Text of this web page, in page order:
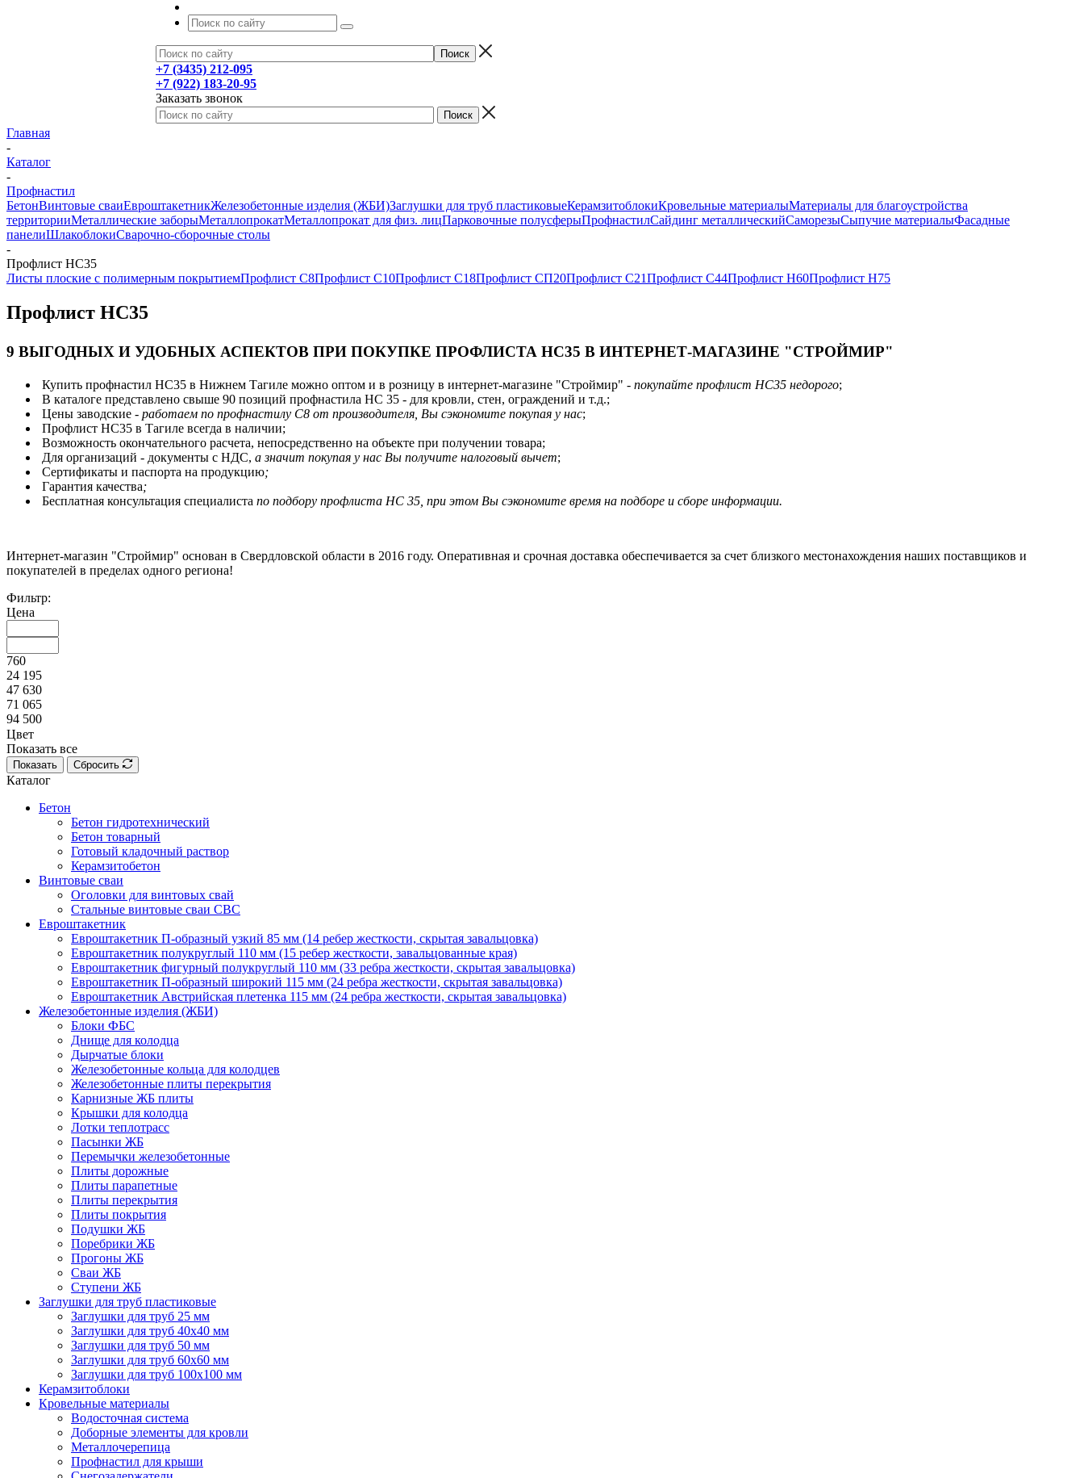
+7 (3435) 212-095
+7 (922) 183-20-95
Заказать звонок
Главная
-
Каталог
-
Профнастил
БетонВинтовые сваиЕвроштакетникЖелезобетонные изделия (ЖБИ)Заглушки для труб пластиковыеКерамзитоблокиКровельные материалыМатериалы для благоустройства
территорииМеталлические заборыМеталлопрокатМеталлопрокат для физ. лицПарковочные полусферыПрофнастилСайдинг металлическийСаморезыСыпучие материалыФасадные
панелиШлакоблокиСварочно-сборочные столы
-
Профлист НС35
Листы плоские с полимерным покрытиемПрофлист С8Профлист С10Профлист С18Профлист СП20Профлист С21Профлист С44Профлист Н60Профлист Н75
Профлист НС35
9 ВЫГОДНЫХ И УДОБНЫХ АСПЕКТОВ ПРИ ПОКУПКЕ ПРОФЛИСТА НС35 В ИНТЕРНЕТ-МАГАЗИНЕ "СТРОЙМИР"
Купить профнастил НС35 в Нижнем Тагиле можно оптом и в розницу в интернет-магазине "Строймир" - покупайте профлист НС35 недорого;
В каталоге представлено свыше 90 позиций профнастила НС 35 - для кровли, стен, ограждений и т.д.;
Цены заводские - работаем по профнастилу С8 от производителя, Вы сэкономите покупая у нас;
Профлист НС35 в Тагиле всегда в наличии;
Возможность окончательного расчета, непосредственно на объекте при получении товара;
Для организаций - документы с НДС, а значит покупая у нас Вы получите налоговый вычет;
Сертификаты и паспорта на продукцию;
Гарантия качества;
Бесплатная консультация специалиста по подбору профлиста НС 35, при этом Вы сэкономите время на подборе и сборе информации.
Интернет-магазин "Строймир" основан в Свердловской области в 2016 году. Оперативная и срочная доставка обеспечивается за счет близкого местонахождения наших поставщиков и
покупателей в пределах одного региона!
Фильтр:
Цена
760
24 195
47 630
71 065
94 500
Цвет
Показать все
Показать Сбросить
Каталог
Бетон
Бетон гидротехнический
Бетон товарный
Готовый кладочный раствор
Керамзитобетон
Винтовые сваи
Оголовки для винтовых свай
Стальные винтовые сваи СВС
Евроштакетник
Евроштакетник П-образный узкий 85 мм (14 ребер жесткости, скрытая завальцовка)
Евроштакетник полукруглый 110 мм (15 ребер жесткости, завальцованные края)
Евроштакетник фигурный полукруглый 110 мм (33 ребра жесткости, скрытая завальцовка)
Евроштакетник П-образный широкий 115 мм (24 ребра жесткости, скрытая завальцовка)
Евроштакетник Австрийская плетенка 115 мм (24 ребра жесткости, скрытая завальцовка)
Железобетонные изделия (ЖБИ)
Блоки ФБС
Днище для колодца
Дырчатые блоки
Железобетонные кольца для колодцев
Железобетонные плиты перекрытия
Карнизные ЖБ плиты
Крышки для колодца
Лотки теплотрасс
Пасынки ЖБ
Перемычки железобетонные
Плиты дорожные
Плиты парапетные
Плиты перекрытия
Плиты покрытия
Подушки ЖБ
Поребрики ЖБ
Прогоны ЖБ
Сваи ЖБ
Ступени ЖБ
Заглушки для труб пластиковые
Заглушки для труб 25 мм
Заглушки для труб 40х40 мм
Заглушки для труб 50 мм
Заглушки для труб 60х60 мм
Заглушки для труб 100х100 мм
Керамзитоблоки
Кровельные материалы
Водосточная система
Доборные элементы для кровли
Металлочерепица
Профнастил для крыши